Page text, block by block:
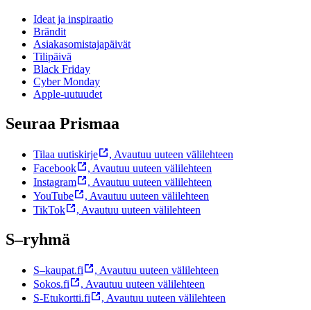
Ideat ja inspiraatio
Brändit
Asiakasomistajapäivät
Tilipäivä
Black Friday
Cyber Monday
Apple-uutuudet
Seuraa Prismaa
Tilaa uutiskirje , Avautuu uuteen välilehteen
Facebook
, Avautuu uuteen välilehteen
Instagram
, Avautuu uuteen välilehteen
YouTube
, Avautuu uuteen välilehteen
TikTok
, Avautuu uuteen välilehteen
S–ryhmä
S–kaupat.fi , Avautuu uuteen välilehteen
Sokos.fi
, Avautuu uuteen välilehteen
S-Etukortti.fi
, Avautuu uuteen välilehteen